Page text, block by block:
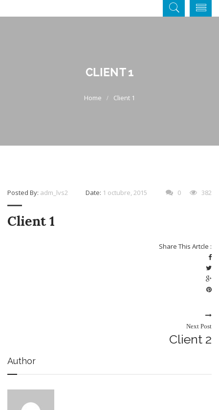
CLIENT 1
Client 1
Posted By: adm_lvs2 Date: 1 octubre, 2015 0 382
Client 1
Share This Artcle :
Next Post
Client 2
Author